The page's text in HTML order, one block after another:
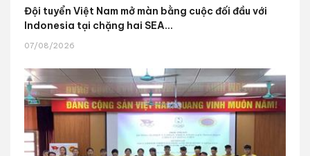
Đội tuyển Việt Nam mở màn bằng cuộc đối đầu với
Indonesia tại chặng hai SEA...
07/08/2026